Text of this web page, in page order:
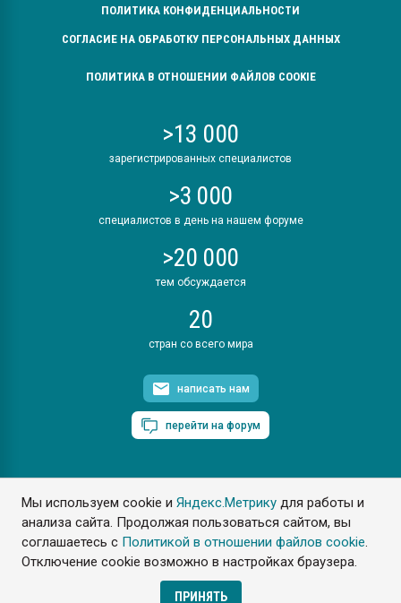
Мы используем cookie иЯндекс.Метрику для работы и
анализа сайта. Продолжая пользоваться сайтом, вы
соглашаетесь с Политикой в отношении файлов cookie.
Отключение cookie возможно в настройках браузера.
ПРИНЯТЬ
ПОЛИТИКА КОНФИДЕНЦИАЛЬНОСТИ
СОГЛАСИЕ НА ОБРАБОТКУ ПЕРСОНАЛЬНЫХ ДАННЫХ
ПОЛИТИКА В ОТНОШЕНИИ ФАЙЛОВ COOKIE
>13 000
зарегистрированных специалистов
>3 000
специалистов в день на нашем форуме
>20 000
тем обсуждается
20
стран со всего мира
написать нам
перейти на форум
ПластЭксперт © 2006. Все права защищены
Разрешается копирование материалов сайта с обязательной
ссылкой на www.e-plastic.ru
Разработка сайта